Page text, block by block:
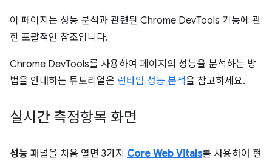
이 페이지는 성능 분석과 관련된 Chrome DevTools 기능에 관
한 포괄적인 참조입니다.
Chrome DevTools를 사용하여 페이지의 성능을 분석하는 방
법을 안내하는 튜토리얼은 런타임 성능 분석을 참고하세요.
실시간 측정항목 화면
성능 패널을 처음 열면 3가지 Core Web Vitals를 사용하여 현